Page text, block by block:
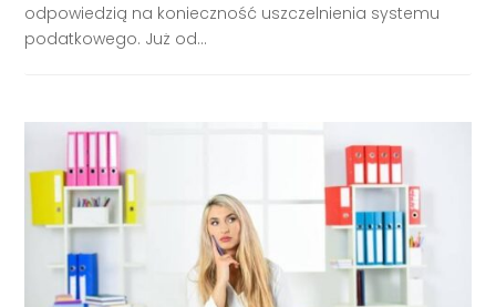
odpowiedzią na konieczność uszczelnienia systemu
podatkowego. Już od...